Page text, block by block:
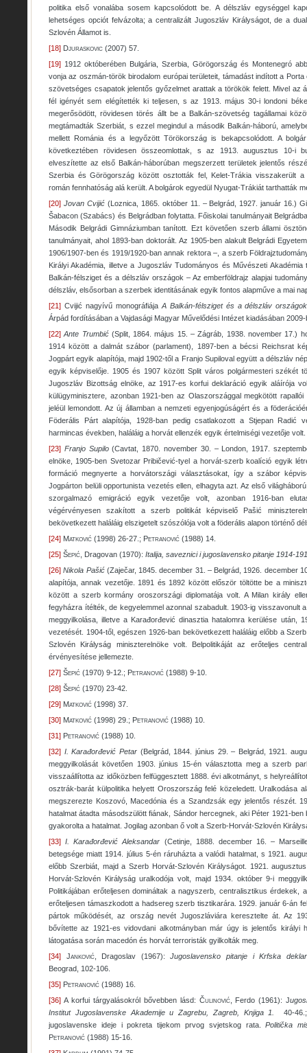
politika első vonalába sosem kapcsolódott be. A délszláv egységgel
lehetséges opciót felvázolta; a centralizált Jugoszláv Királyságot, de a
Szlovén Államot is.
[18] Djuraskovic (2007) 57.
[19] 1912 októberében Bulgária, Szerbia, Görögország és Montenegró
vonja az oszmán-török birodalom európai területeit, támadást indított a
szövetséges csapatok jelentős győzelmet arattak a törökök felett. Mivel az
fél igényét sem elégítették ki teljesen, s az 1913. május 30-i londoni
megerősödött, rövidesen törés állt be a Balkán-szövetség tagállamai
megtámadták Szerbiát, s ezzel megindul a második Balkán-háború,
mellett Románia és a legyőzött Törökország is bekapcsolódott. A
következtében rövidesen összeomlottak, s az 1913. augusztus 10-i
elveszítette az első Balkán-háborúban megszerzett területek jelentős
Szerbia és Görögország között osztották fel, Kelet-Trákia visszakerült a
román fennhatóság alá került. A bolgárok egyedül Nyugat-Trákiát tarthatták
[20] Jovan Cvijić(Loznica, 1865. október 11. – Belgrád, 1927. január 16.)
Šabacon (Szabács) és Belgrádban folytatta. Főiskolai tanulmányait
Második Belgrádi Gimnáziumban tanított. Ezt követően szerb állami
tanulmányait, ahol 1893-ban doktorált. Az 1905-ben alakult Belgrádi
1906/1907-ben és 1919/1920-ban annak rektora –, a szerb
Királyi Akadémia, illetve a Jugoszláv Tudományos és Művészeti Akadémia
Balkán-félsziget és a délszláv országok – Az emberföldrajz alapjai
délszláv, elsősorban a szerbek identitásának egyik fontos alapműve a mai
[21] Cvijić nagyívű monográfiája A Balkán-félsziget és a délszláv
Árpád fordításában a Vajdasági Magyar Művelődési Intézet kiadásában
[22] Ante Trumbić(Split, 1864. május 15. – Zágráb, 1938. november 17.)
1914 között a dalmát szábor (parlament), 1897-ben a bécsi Reichsrat
Jogpárt egyik alapítója, majd 1902-től a Franjo Supiloval együtt a délszláv
egyik képviselője. 1905 és 1907 között Split város polgármesteri székét
Jugoszláv Bizottság elnöke, az 1917-es korfui deklaráció egyik aláírója
külügyminisztere, azonban 1921-ben az Olaszországgal megkötött
jeléül lemondott. Az új államban a nemzeti egyenjogúságért és a
Föderális Párt alapítója, 1928-ban pedig csatlakozott a Stjepan Radić
harmincas években, haláláig a horvát ellenzék egyik értelmiségi vezetője volt.
[23] Franjo Supilo(Cavtat, 1870. november 30. – London, 1917.
elnöke, 1905-ben Svetozar Pribičević-tyel a horvát-szerb koalíció egyik
formáció megnyerte a horvátországi választásokat, így a szábor
Jogpárton belüli opportunista vezetés ellen, elhagyta azt. Az első
szorgalmazó emigráció egyik vezetője volt, azonban 1916-ban
végérvényesen szakított a szerb politikát képviselő Pašić
bekövetkezett haláláig elszigetelt szószólója volt a föderális alapon történő
[24] Matković (1998) 26-27.; Petranović (1988) 14.
[25] Šepić , Dragovan (1970): Italija, saveznici i jugoslavensko pitanje 1914-
[26] Nikola Pašić(Zaječar, 1845. december 31. – Belgrád, 1926. december
alapítója, annak vezetője. 1891 és 1892 között először töltötte be a
között a szerb kormány oroszországi diplomatája volt. A Milan király
fegyházra ítélték, de kegyelemmel azonnal szabadult. 1903-ig visszavonult
meggyilkolása, illetve a Karađorđević dinasztia hatalomra kerülése után,
vezetését. 1904-től, egészen 1926-ban bekövetkezett haláláig előbb a
Szlovén Királyság miniszterelnöke volt. Belpolitikáját az erőteljes
érvényesítése jellemezte.
[27] Šepić (1970) 9-12.; Petranović (1988) 9-10.
[28] Šepić (1970) 23-42.
[29] Matković (1998) 37.
[30] Matković (1998) 29.; Petranović (1988) 10.
[31] Petranović (1988) 10.
[32] I. Karađorđević Petar(Belgrád, 1844. június 29. – Belgrád, 1921.
meggyilkolását követően 1903. június 15-én választotta meg a szerb
visszaállította az időközben felfüggesztett 1888. évi alkotmányt, s
osztrák-barát külpolitika helyett Oroszország felé közeledett. Uralkodása
megszerezte Koszovó, Macedónia és a Szandzsák egy jelentős részét.
hatalmat átadta másodszülött fiának, Sándor hercegnek, aki Péter 1921-
gyakorolta a hatalmat. Jogilag azonban ő volt a Szerb-Horvát-Szlovén
[33] I.Karađorđević Aleksandar (Cetinje, 1888. december 16. –
betegsége miatt 1914. július 5-én ráruházta a valódi hatalmat, s 1921.
előbb Szerbiát, majd a Szerb Horvát-Szlovén Királyságot. 1921.
Horvát-Szlovén Királyság uralkodója volt, majd 1934. október 9-i
Politikájában erőteljesen domináltak a nagyszerb, centralisztikus érdekek,
erőteljesen támaszkodott a hadsereg szerb tisztikarára. 1929. január 6-án
pártok működését, az ország nevét Jugoszláviára keresztelte át. Az
bővítette az 1921-es vidovdani alkotmányban már úgy is jelentős királyi
látogatása során macedón és horvát terroristák gyilkolták meg.
[34]
Janković, Dragoslav (1967):Jugoslavensko pitanje i Krfska
Beograd, 102-106.
[35] Petranović (1988) 16.
[36] A korfui tárgyalásokról bővebben lásd: Čulinović, Ferdo (1961): J
Institut Jugoslavenske Akademije u Zagrebu, Zagreb, Knjiga 1.
40-
jugoslavenske ideje i pokreta tijekom prvog svjetskog rata.Politička
Petranović (1988) 15-16.